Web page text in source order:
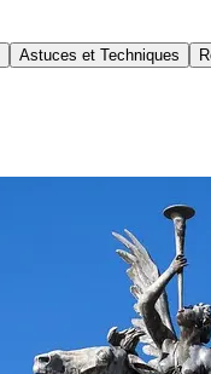
Astuces et Techniques